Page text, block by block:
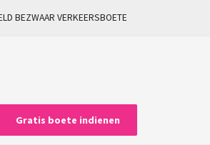
BEZWAAR VERKEERSBOETE
Gratis boete indienen